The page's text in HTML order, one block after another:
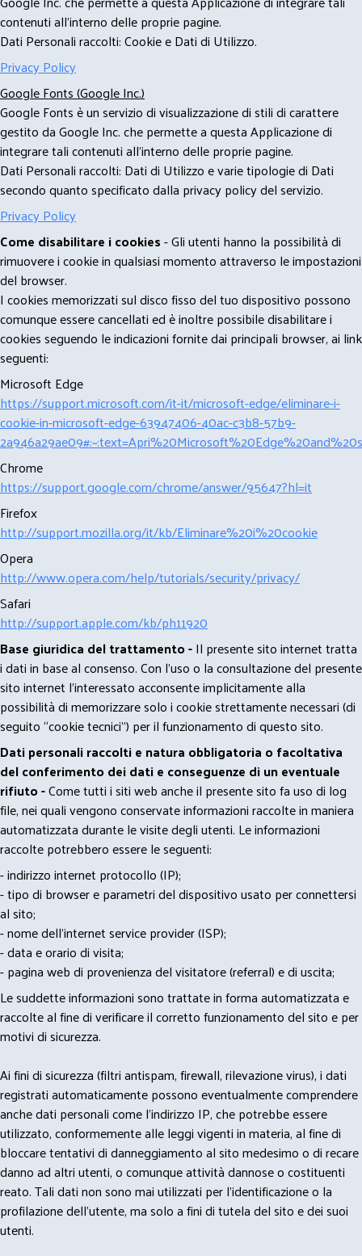
contenuti all'interno delle proprie pagine.
Dati Personali raccolti: Cookie e Dati di Utilizzo.
Privacy Policy
Google Fonts (Google Inc.)
Google Fonts è un servizio di visualizzazione di stili di carattere
gestito da Google Inc. che permette a questa Applicazione di
integrare tali contenuti all'interno delle proprie pagine.
Dati Personali raccolti: Dati di Utilizzo e varie tipologie di Dati
secondo quanto specificato dalla privacy policy del servizio.
Privacy Policy
Come disabilitare i cookies- Gli utenti hanno la possibilità di
rimuovere i cookie in qualsiasi momento attraverso le impostazioni
del browser.
I cookies memorizzati sul disco fisso del tuo dispositivo possono
comunque essere cancellati ed è inoltre possibile disabilitare i
cookies seguendo le indicazioni fornite dai principali browser, ai link
seguenti:
Microsoft Edge
https://support.microsoft.com/it-it/microsoft-edge/eliminare-i-
cookie-in-microsoft-edge-63947406-40ac-c3b8-57b9-
Chrome
https://support.google.com/chrome/answer/95647?hl=it
Firefox
http://support.mozilla.org/it/kb/Eliminare%20i%20cookie
Opera
http://www.opera.com/help/tutorials/security/privacy/
Safari
http://support.apple.com/kb/ph11920
Base giuridica del trattamento -Il presente sito internet tratta
i dati in base al consenso. Con l'uso o la consultazione del presente
sito internet l’interessato acconsente implicitamente alla
possibilità di memorizzare solo i cookie strettamente necessari (di
seguito “cookie tecnici”) per il funzionamento di questo sito.
Dati personali raccolti e natura obbligatoria o facoltativa
del conferimento dei dati e conseguenze di un eventuale
rifiuto -Come tutti i siti web anche il presente sito fa uso di log
file, nei quali vengono conservate informazioni raccolte in maniera
automatizzata durante le visite degli utenti. Le informazioni
raccolte potrebbero essere le seguenti:
- indirizzo internet protocollo (IP);
- tipo di browser e parametri del dispositivo usato per connettersi
al sito;
- nome dell'internet service provider (ISP);
- data e orario di visita;
- pagina web di provenienza del visitatore (referral) e di uscita;
Le suddette informazioni sono trattate in forma automatizzata e
raccolte al fine di verificare il corretto funzionamento del sito e per
motivi di sicurezza.
Ai fini di sicurezza (filtri antispam, firewall, rilevazione virus), i dati
registrati automaticamente possono eventualmente comprendere
anche dati personali come l'indirizzo IP, che potrebbe essere
utilizzato, conformemente alle leggi vigenti in materia, al fine di
bloccare tentativi di danneggiamento al sito medesimo o di recare
danno ad altri utenti, o comunque attività dannose o costituenti
reato. Tali dati non sono mai utilizzati per l'identificazione o la
profilazione dell'utente, ma solo a fini di tutela del sito e dei suoi
utenti.